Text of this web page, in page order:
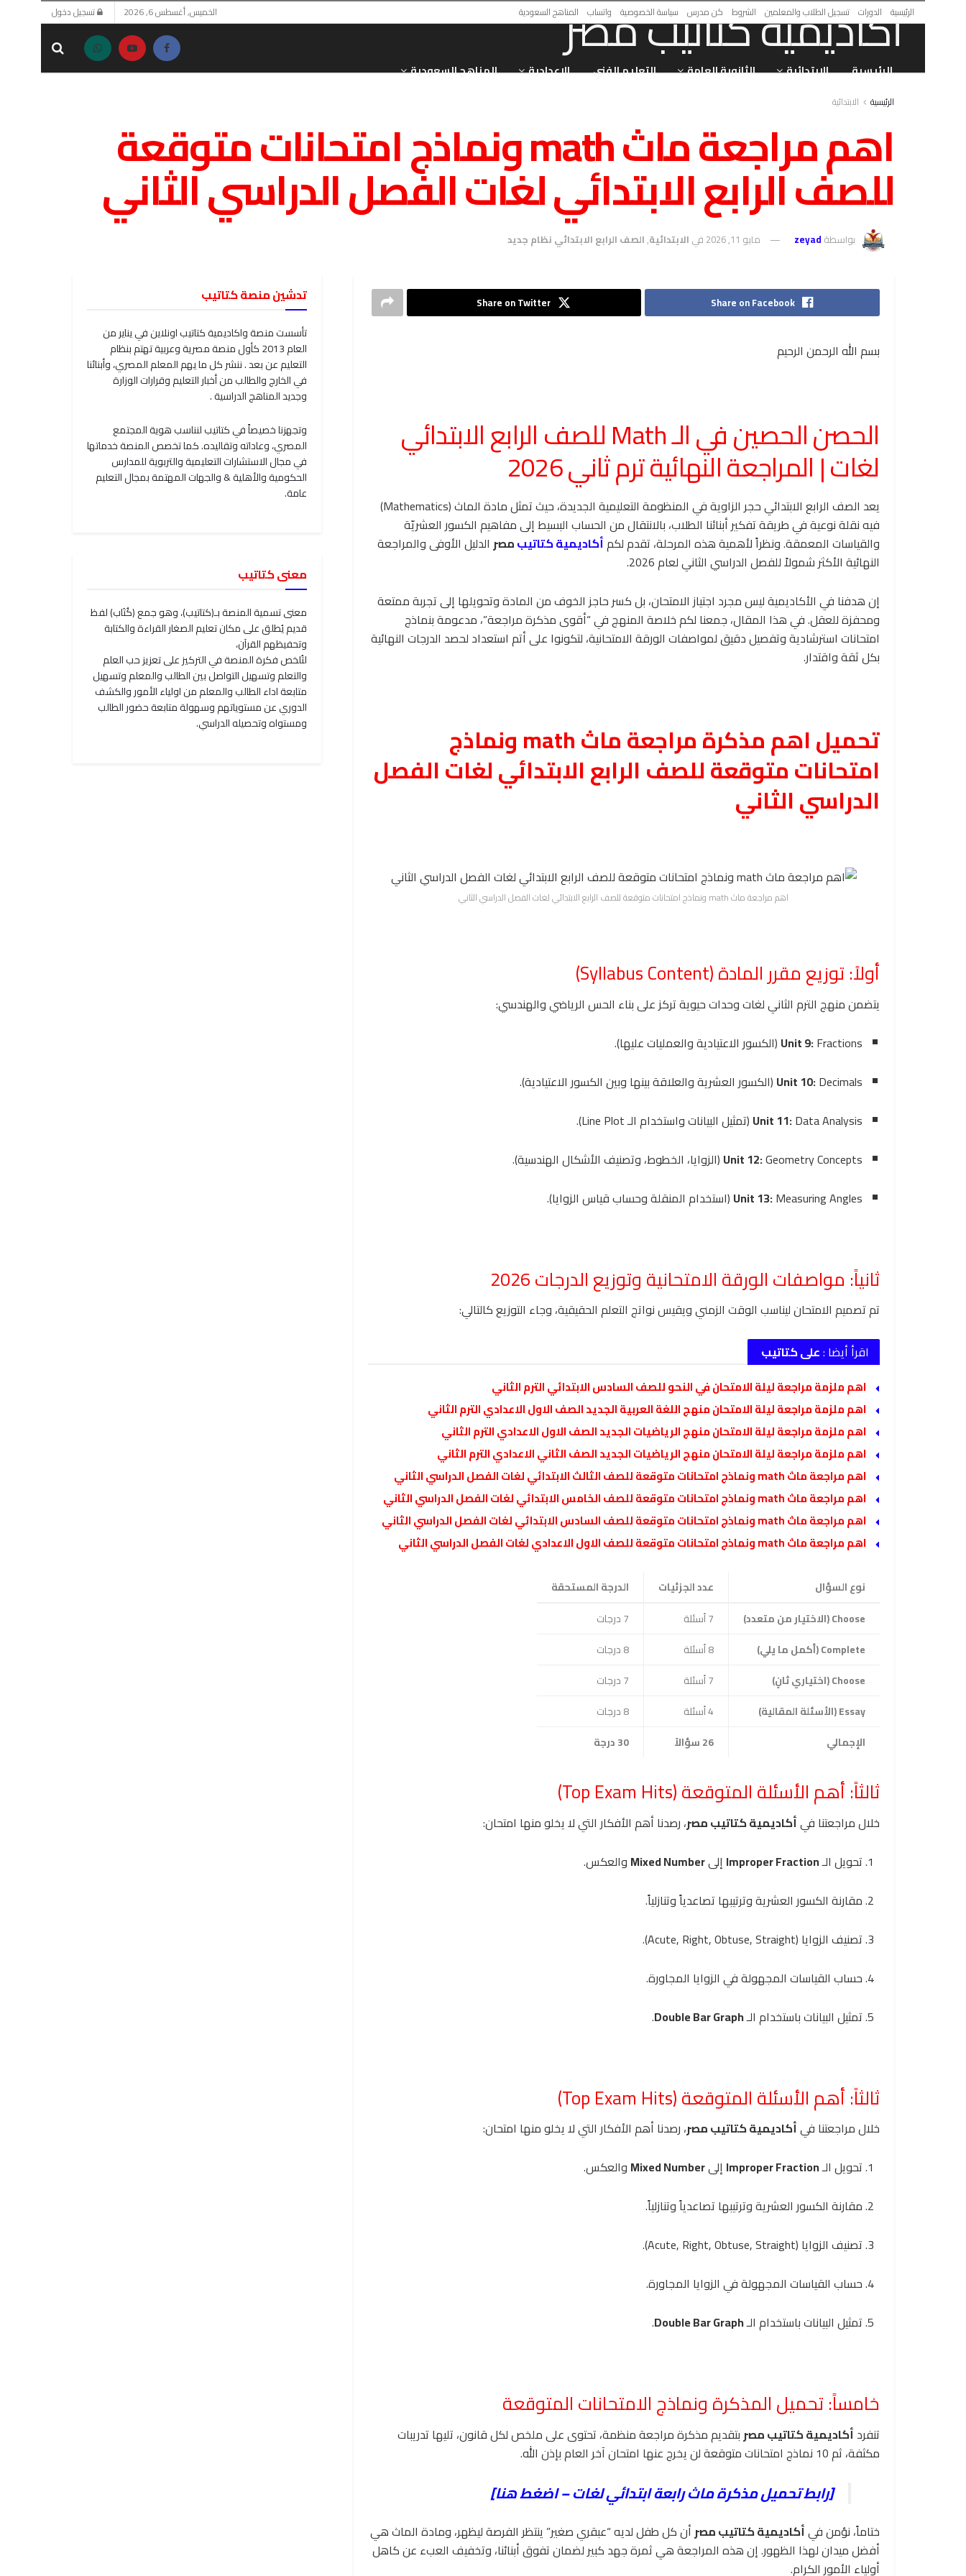
الرئيسية الدورات تسجيل الطلاب والمعلمين الشروط كن مدرس سياسة الخصوصية واتساب المناهج السعودية الخميس, أغسطس 6, 2026 تسجيل دخول
الرئيسية الابتدائية الثانوية العامة التعليم الفني الاعدادية المناهج السعودية
الرئيسية الابتدائية
اهم مراجعة ماث math ونماذج امتحانات متوقعة
للصف الرابع الابتدائي لغات الفصل الدراسي الثاني
بواسطة zeyad مايو 11, 2026 في الابتدائية,الصف الرابع الابتدائي نظام جديد
Share on Facebook
Share on Twitter
بسم الله الرحمن الرحيم
الحصن الحصين في الـ Math للصف الرابع الابتدائي
لغات | المراجعة النهائية ترم ثاني 2026
يعد الصف الرابع الابتدائي حجر الزاوية في المنظومة التعليمية الجديدة، حيث تمثل مادة الماث (Mathematics)
فيه نقلة نوعية في طريقة تفكير أبنائنا الطلاب، بالانتقال من الحساب البسيط إلى مفاهيم الكسور العشريّة
والقياسات المعمقة. ونظراً لأهمية هذه المرحلة، تقدم لكمأكاديمية كتاتيبمصر الدليل الأوفى والمراجعة
النهائية الأكثر شمولاً للفصل الدراسي الثاني لعام 2026.
إن هدفنا في الأكاديمية ليس مجرد اجتياز الامتحان، بل كسر حاجز الخوف من المادة وتحويلها إلى تجربة ممتعة
ومحفزة للعقل. في هذا المقال، جمعنا لكم خلاصة المنهج في “أقوى مذكرة مراجعة”، مدعومة بنماذج
امتحانات استرشادية وتفصيل دقيق لمواصفات الورقة الامتحانية، لتكونوا على أتم استعداد لحصد الدرجات النهائية
بكل ثقة واقتدار.
تحميل اهم مذكرة مراجعة ماث math ونماذج
امتحانات متوقعة للصف الرابع الابتدائي لغات الفصل
الدراسي الثاني
اهم مراجعة ماث math ونماذج امتحانات متوقعة للصف الرابع الابتدائي لغات الفصل الدراسي الثاني
أولاً: توزيع مقرر المادة (Syllabus Content)
يتضمن منهج الترم الثاني لغات وحدات حيوية تركز على بناء الحس الرياضي والهندسي:
Unit 9:Fractions (الكسور الاعتيادية والعمليات عليها).
Unit 10:Decimals (الكسور العشرية والعلاقة بينها وبين الكسور الاعتيادية).
Unit 11:Data Analysis (تمثيل البيانات واستخدام الـ Line Plot).
Unit 12:Geometry Concepts (الزوايا، الخطوط، وتصنيف الأشكال الهندسية).
Unit 13:Measuring Angles (استخدام المنقلة وحساب قياس الزوايا).
ثانياً: مواصفات الورقة الامتحانية وتوزيع الدرجات 2026
تم تصميم الامتحان ليناسب الوقت الزمني ويقيس نواتج التعلم الحقيقية، وجاء التوزيع كالتالي:
اقرأ أيضا :على كتاتيب
اهم ملزمة مراجعة ليلة الامتحان في النحو للصف السادس الابتدائي الترم الثاني
اهم ملزمة مراجعة ليلة الامتحان منهج اللغة العربية الجديد الصف الاول الاعدادي الترم الثاني
اهم ملزمة مراجعة ليلة الامتحان منهج الرياضيات الجديد الصف الاول الاعدادي الترم الثاني
اهم ملزمة مراجعة ليلة الامتحان منهج الرياضيات الجديد الصف الثاني الاعدادي الترم الثاني
اهم مراجعة ماث math ونماذج امتحانات متوقعة للصف الثالث الابتدائي لغات الفصل الدراسي الثاني
اهم مراجعة ماث math ونماذج امتحانات متوقعة للصف الخامس الابتدائي لغات الفصل الدراسي الثاني
اهم مراجعة ماث math ونماذج امتحانات متوقعة للصف السادس الابتدائي لغات الفصل الدراسي الثاني
اهم مراجعة ماث math ونماذج امتحانات متوقعة للصف الاول الاعدادي لغات الفصل الدراسي الثاني
نوع السؤال عدد الجزئيات
الدرجة المستحقة
Choose (الاختيار من متعدد)
7 أسئلة
7 درجات
Complete (أكمل ما يلي)
8 أسئلة
8 درجات
Choose (اختياري ثانٍ)
7 أسئلة
7 درجات
Essay (الأسئلة المقالية)
4 أسئلة
8 درجات
الإجمالي
26 سؤالاً 30 درجة
ثالثاً: أهم الأسئلة المتوقعة (Top Exam Hits)
خلال مراجعتنا فيأكاديمية كتاتيب مصر، رصدنا أهم الأفكار التي لا يخلو منها امتحان:
تحويل الـImproper Fraction إلىMixed Number والعكس.
مقارنة الكسور العشرية وترتيبها تصاعدياً وتنازلياً.
تصنيف الزوايا (Acute, Right, Obtuse, Straight).
حساب القياسات المجهولة في الزوايا المجاورة.
تمثيل البيانات باستخدام الـDouble Bar Graph
.
ثالثاً: أهم الأسئلة المتوقعة (Top Exam Hits)
خلال مراجعتنا فيأكاديمية كتاتيب مصر، رصدنا أهم الأفكار التي لا يخلو منها امتحان:
تحويل الـImproper Fraction إلىMixed Number والعكس.
مقارنة الكسور العشرية وترتيبها تصاعدياً وتنازلياً.
تصنيف الزوايا (Acute, Right, Obtuse, Straight).
حساب القياسات المجهولة في الزوايا المجاورة.
تمثيل البيانات باستخدام الـDouble Bar Graph
.
خامساً: تحميل المذكرة ونماذج الامتحانات المتوقعة
تنفرد أكاديمية كتاتيب مصر بتقديم مذكرة مراجعة منظمة، تحتوى على ملخص لكل قانون، تليها تدريبات
مكثفة، ثم 10 نماذج امتحانات متوقعة لن يخرج عنها امتحان آخر العام بإذن الله.
[رابط تحميل مذكرة ماث رابعة ابتدائي لغات –اضغط هنا]
ختاماً، نؤمن فيأكاديمية كتاتيب مصر أن كل طفل لديه “عبقري صغير” ينتظر الفرصة ليظهر، ومادة الماث هي
أفضل ميدان لهذا الظهور. إن هذه المراجعة هي ثمرة جهد كبير لضمان تفوق أبنائنا، وتخفيف العبء عن كاهل
أولياء الأمور الكرام.
تدشين منصة كتاتيب
تأسست منصة واكاديمية كتاتيب اونلاين في يناير من
العام 2013 كأول منصة مصرية وعربية تهتم بنظام
التعليم عن بعد . ننشر كل ما يهم المعلم المصري، وأبنائنا
في الخارج والطالب من أخبار التعليم وقرارات الوزارة
وجديد المناهج الدراسية .
وتجهزنا خصيصاً في كتاتيب لنناسب هوية المجتمع
المصري، وعاداته وتقاليده. كما تخصص المنصة خدماتها
في مجال الاستشارات التعليمية والتربوية للمدارس
الحكومية والأهلية & والجهات المهتمة بمجال التعليم
عامة.
معنى كتاتيب
معنى تسمية المنصة بـ(كتاتيب)، وهو جمع (كُتَاب) لفظ
قديم يُطلق على مكان تعليم الصغار القراءة والكتابة
وتحفيظهم القرآن،
لتُلخص فكرة المنصة في التركيز على تعزيز حب العلم
والتعلم وتسهيل التواصل بين الطالب والمعلم وتسهيل
متابعة اداء الطالب والمعلم من اولياء الأمور والكشف
الدوري عن مستوياتهم وسهولة متابعة حضور الطالب
ومستواه وتحصيله الدراسي.